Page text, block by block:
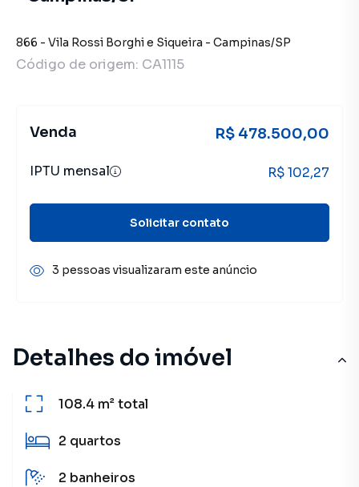
Detalhes do imóvel
108.4 m²total
2 quartos
2 banheiros
866 - Vila Rossi Borghi e Siqueira - Campinas/SP
Código de origem: CA1115
Venda R$ 478.500,00
IPTU mensal R$ 102,27
Solicitar contato
3 pessoas visualizaram este anúncio